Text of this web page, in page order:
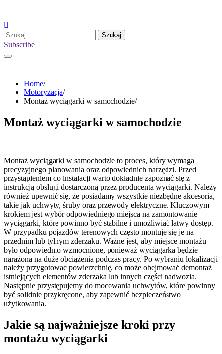
content
Szukaj:
Subscribe
Home
Motoryzacja
Montaż wyciągarki w samochodzie
Montaż wyciągarki w samochodzie
Montaż wyciągarki w samochodzie to proces, który wymaga
precyzyjnego planowania oraz odpowiednich narzędzi. Przed
przystąpieniem do instalacji warto dokładnie zapoznać się z
instrukcją obsługi dostarczoną przez producenta wyciągarki. Należy
również upewnić się, że posiadamy wszystkie niezbędne akcesoria,
takie jak uchwyty, śruby oraz przewody elektryczne. Kluczowym
krokiem jest wybór odpowiedniego miejsca na zamontowanie
wyciągarki, które powinno być stabilne i umożliwiać łatwy dostęp.
W przypadku pojazdów terenowych często montuje się je na
przednim lub tylnym zderzaku. Ważne jest, aby miejsce montażu
było odpowiednio wzmocnione, ponieważ wyciągarka będzie
narażona na duże obciążenia podczas pracy. Po wybraniu lokalizacji
należy przygotować powierzchnię, co może obejmować demontaż
istniejących elementów zderzaka lub innych części nadwozia.
Następnie przystępujemy do mocowania uchwytów, które powinny
być solidnie przykręcone, aby zapewnić bezpieczeństwo
użytkowania.
Jakie są najważniejsze kroki przy
montażu wyciągarki